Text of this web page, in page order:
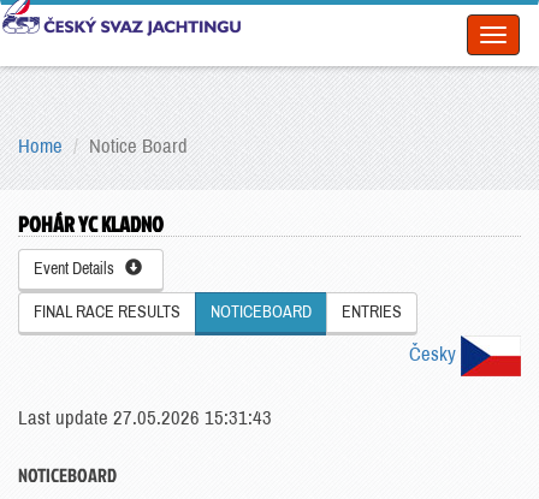
Home Notice Board
POHÁR YC KLADNO
Event Details
FINAL RACE RESULTS NOTICEBOARD ENTRIES
Česky
Last update 27.05.2026 15:31:43
NOTICEBOARD